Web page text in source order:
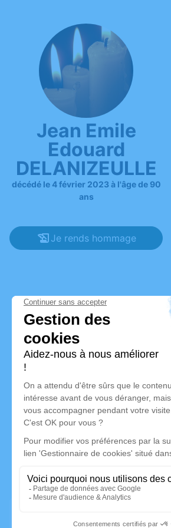
Jean Emile
Edouard
DELANIZEULLE
décédé le 4 février 2023 à l'âge de 90
ans
Je rends hommage